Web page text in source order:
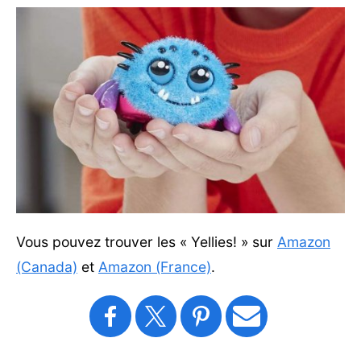
Vous pouvez trouver les « Yellies! » sur Amazon
(Canada) et Amazon (France).